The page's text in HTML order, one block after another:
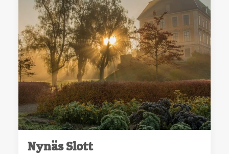
Nynäs Slott